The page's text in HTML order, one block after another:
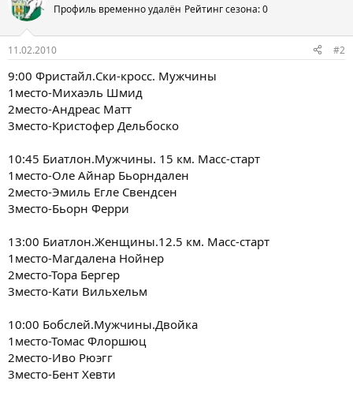
Профиль временно удалён Рейтинг сезона: 0
11.02.2010 #2
9:00 Фристайл.Cки-кросс. Мужчины
1место-Михаэль Шмид
2место-Андреас Матт
3место-Кристофер Дельбоско
10:45 Биатлон.Мужчины. 15 км. Масс-старт
1место-Оле Айнар Бьорндален
2место-Эмиль Егле Свендсен
3место-Бьорн Ферри
13:00 Биатлон.Женщины.12.5 км. Масс-старт
1место-Магдалена Нойнер
2место-Тора Бергер
3место-Кати Вильхельм
10:00 Бобслей.Мужчины.Двойка
1место-Томас Флоршюц
2место-Иво Рюэгг
3место-Бент Хевти